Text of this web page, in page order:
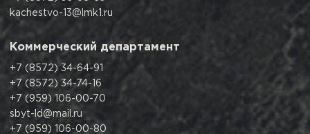
kachestvo-13@lmk1.ru
Коммерческий департамент
+7 (8572) 34-64-91
+7 (8572) 34-74-16
+7 (959) 106-00-70
sbyt-ld@mail.ru
+7 (959) 106-00-80